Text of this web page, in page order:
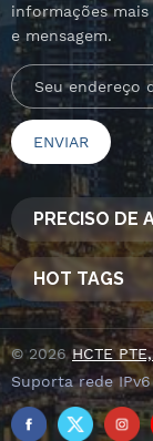
informações
e mensagem.
PRECISO DE
HOT TAGS
© 2026HCTE
Suporta rede IPv6